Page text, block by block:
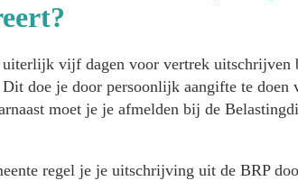
uiterlijk vijf dagen voor vertrek uitschrijven
Dit doe je door persoonlijk aangifte te
moet je je afmelden bij de
regel je je uitschrijving uit de BRP